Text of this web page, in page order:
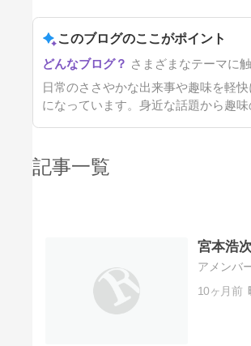
このブログのここがポイント
さまざまなテーマに
日常のささやかな出来事や趣味を軽
になっています。身近な話題から趣
記事一覧
宮本浩
アメンバ
10ヶ月前